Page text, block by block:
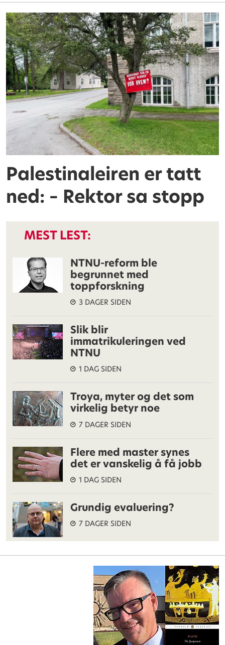
Palestinaleiren er tatt
ned: – Rektor sa stopp
MEST LEST:
NTNU-reform ble
begrunnet med
toppforskning
3 DAGER SIDEN
Slik blir
immatrikuleringen ved
NTNU
1 DAG SIDEN
Troya, myter og det som
virkelig betyr noe
7 DAGER SIDEN
Flere med master synes
det er vanskelig å få jobb
1 DAG SIDEN
Grundig evaluering?
7 DAGER SIDEN